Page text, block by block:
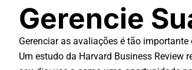
Gerencie
Gerenciar as avaliações é tão
Um estudo da Harvard Business Review